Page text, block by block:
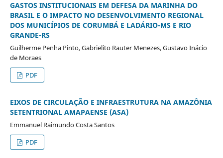
GASTOS INSTITUCIONAIS EM DEFESA DA MARINHA DO
BRASIL E O IMPACTO NO DESENVOLVIMENTO REGIONAL
DOS MUNICÍPIOS DE CORUMBÁ E LADÁRIO-MS E RIO
GRANDE-RS
Guilherme Penha Pinto, Gabrielito Rauter Menezes, Gustavo Inácio
de Moraes
PDF
EIXOS DE CIRCULAÇÃO E INFRAESTRUTURA NA AMAZÔNIA
SETENTRIONAL AMAPAENSE (ASA)
Emmanuel Raimundo Costa Santos
PDF